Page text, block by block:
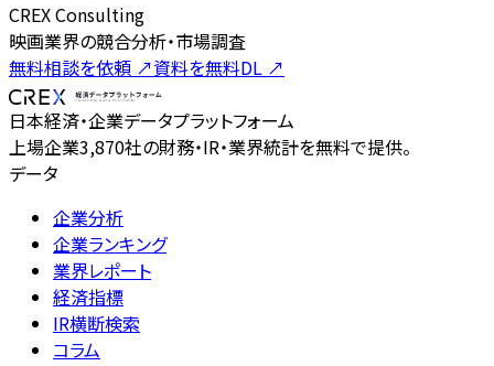
CREX Consulting
映画業界の競合分析・市場調査
無料相談を依頼 ↗資料を無料DL ↗
日本経済・企業データプラットフォーム
上場企業3,870社の財務・IR・業界統計を無料で提供。
データ
企業分析
企業ランキング
業界レポート
経済指標
IR横断検索
コラム